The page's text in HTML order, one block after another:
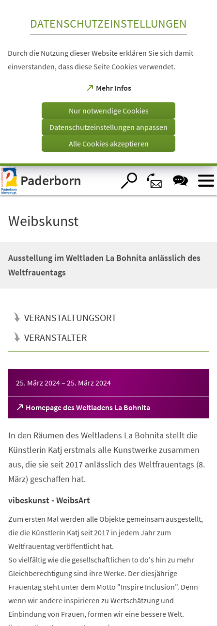
Visuelle
Assistenzsoftware
öffnen.
DATENSCHUTZEINSTELLUNGEN
Durch die Nutzung dieser Website erklären Sie sich damit
einverstanden, dass diese Seite Cookies verwendet.
Mehr Infos
(Öffnet
einem
Tab)
Nur notwendige Cookies
Datenschutzeinstellungen anpassen
Alle Cookies akzeptieren
Paderborn
Weibskunst
Ausstellung im Weltladen La Bohnita anlässlich des
Weltfrauentags
VERANSTALTUNGSORT
VERANSTALTER
25. März 2024– 25. März 2024
Homepage des Weltladens La Bohnita
(Öffnet
in
neuen
Tab)
In den Räumen des Weltladens La Bohnita stellt die
Künstlerin Katj erstmals alle Kunstwerke zusammen
aus, die sie seit 2017 anlässlich des Weltfrauentags (8.
März) geschaffen hat.
vibeskunst - WeibsArt
Zum ersten Mal werden alle Objekte gemeinsam ausgestellt,
die die Künstlerin Katj seit 2017 in jedem Jahr zum
Weltfrauentag veröffentlicht hat.
So vielfältig wie die gesellschaftlichen to do's hin zu mehr
Gleichberechtigung sind ihre Werke. Der diesjährige
Frauentag steht unter dem Motto "Inspire Inclusion". Denn
wenn wir andere inspirieren zu Wertschätzung und
Einbindung von Frauen, formen wir eine bessere Welt.